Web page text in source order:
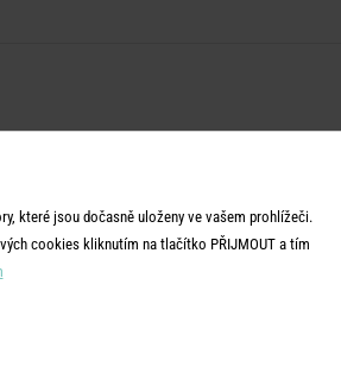
které jsou dočasně uloženy ve vašem prohlížeči.
cookies kliknutím na tlačítko PŘIJMOUT a tím